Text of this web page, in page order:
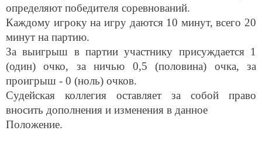
определяют победителя соревнований.
Каждому игроку на игру даются 10 минут, всего 20
минут на партию.
За выигрыш в партии участнику присуждается 1
(один) очко, за ничью 0,5 (половина) очка, за
проигрыш - 0 (ноль) очков.
Судейская коллегия оставляет за собой право
вносить дополнения и изменения в данное
Положение.